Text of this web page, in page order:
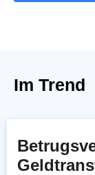
Im Trend